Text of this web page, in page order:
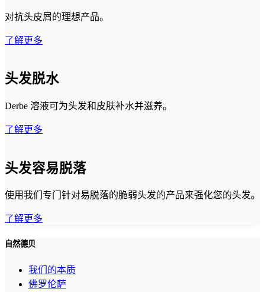
对抗头皮屑的理想产品。
了解更多
头发脱水
Derbe 溶液可为头发和皮肤补水并滋养。
了解更多
头发容易脱落
使用我们专门针对易脱落的脆弱头发的产品来强化您的头发。
了解更多
自然德贝
我们的本质
佛罗伦萨